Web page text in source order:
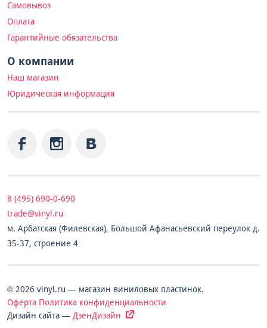
Самовывоз
Оплата
Гарантийные обязательства
О компании
Наш магазин
Юридическая информация
8 (495) 690-0-690
trade@vinyl.ru
м. Арбатская (Филевская), Большой Афанасьевский переулок д.
35-37, строение 4
© 2026 vinyl.ru — магазин виниловых пластинок.
Оферта Политика конфиденциальности
Дизайн сайта — ДзенДизайн